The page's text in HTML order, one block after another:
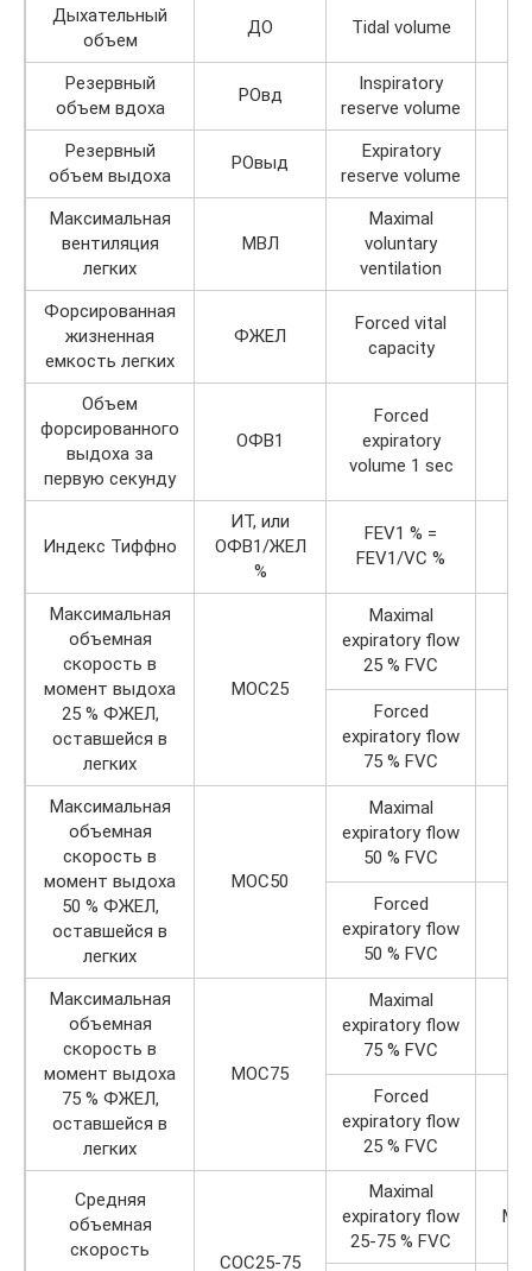
Дыхательный
объем
ДО Tidal volume
Резервный
объем вдоха
РОвд
Inspiratory
reserve volume
Резервный
объем выдоха
РОвыд
Expiratory
reserve volume
Максимальная
вентиляция
легких
МВЛ
Maximal
voluntary
ventilation
Форсированная
жизненная
емкость легких
ФЖЕЛ
Forced vital
capacity
Объем
форсированного
выдоха за
первую секунду
ОФВ1
Forced
expiratory
volume 1 sec
Индекс Тиффно
ИТ, или
ОФВ1/ЖЕЛ
%
FEV1 % =
FEV1/VC %
Максимальная
объемная
скорость в
момент выдоха
25 % ФЖЕЛ,
оставшейся в
легких
МОС25
Maximal
expiratory flow
25 % FVC
Forced
expiratory flow
75 % FVC
Максимальная
объемная
скорость в
момент выдоха
50 % ФЖЕЛ,
оставшейся в
легких
МОС50
Maximal
expiratory flow
50 % FVC
Forced
expiratory flow
50 % FVC
Максимальная
объемная
скорость в
момент выдоха
75 % ФЖЕЛ,
оставшейся в
легких
МОС75
Maximal
expiratory flow
75 % FVC
Forced
expiratory flow
25 % FVC
Средняя
объемная
скорость
СОС25-75
Maximal
expiratory flow
25-75 % FVC